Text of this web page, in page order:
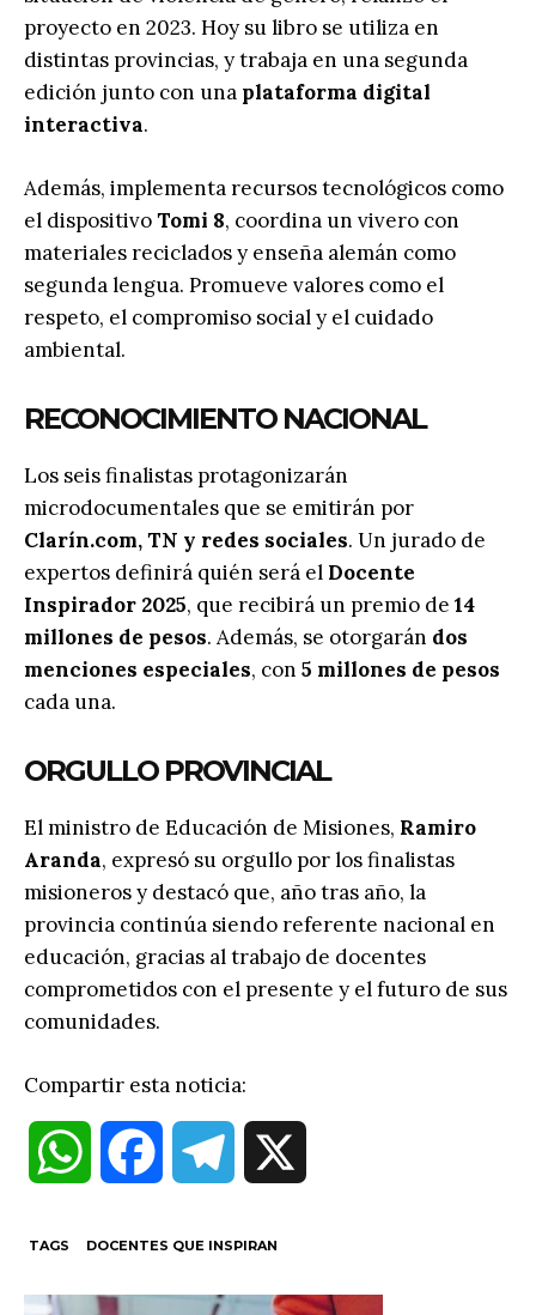
proyecto en 2023. Hoy su libro se utiliza en
distintas provincias, y trabaja en una segunda
edición junto con una plataforma digital
interactiva.
Además, implementa recursos tecnológicos como
el dispositivoTomi 8, coordina un vivero con
materiales reciclados y enseña alemán como
segunda lengua. Promueve valores como el
respeto, el compromiso social y el cuidado
ambiental.
RECONOCIMIENTO NACIONAL
Los seis finalistas protagonizarán
microdocumentales que se emitirán por
Clarín.com, TN y redes sociales. Un jurado de
expertos definirá quién será el Docente
Inspirador 2025, que recibirá un premio de 14
millones de pesos. Además, se otorgarán dos
menciones especiales, con 5 millones de pesos
cada una.
ORGULLO PROVINCIAL
El ministro de Educación de Misiones, Ramiro
Aranda, expresó su orgullo por los finalistas
misioneros y destacó que, año tras año, la
provincia continúa siendo referente nacional en
educación, gracias al trabajo de docentes
comprometidos con el presente y el futuro de sus
comunidades.
Compartir esta noticia:
W
TAGS DOCENTES QUE INSPIRAN